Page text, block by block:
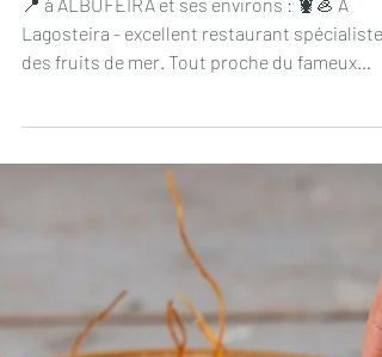
20 févr. 2025
🍽 Quelques bonnes adresses
votre faim en Algarve : restaurants
coups de coeur
📍 à ALBUFEIRA et ses environs : 🦞🦪 A
des fruits de mer. Tout proche du fameux